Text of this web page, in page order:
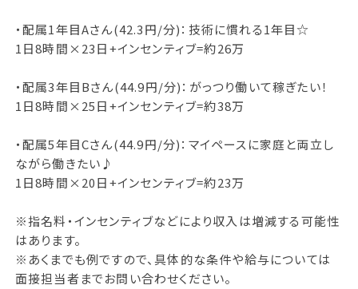
・配属1年目Aさん(42.3円/分)：技術に慣れる1年目☆
1日8時間×23日+インセンティブ=約26万
・配属3年目Bさん(44.9円/分)：がっつり働いて稼ぎたい！
1日8時間×25日+インセンティブ=約38万
・配属5年目Cさん(44.9円/分)：マイペースに家庭と両立し
ながら働きたい♪
1日8時間×20日+インセンティブ=約23万
※指名料・インセンティブなどにより収入は増減する可能性
はあります。
※あくまでも例ですので、具体的な条件や給与については
面接担当者までお問い合わせください。